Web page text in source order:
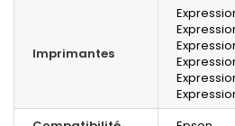
Imprimantes